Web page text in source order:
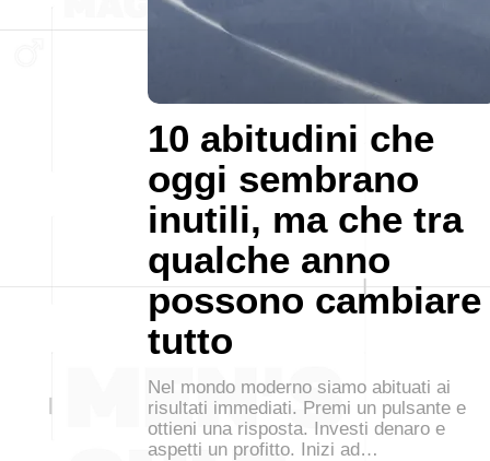
10 abitudini che
oggi sembrano
inutili, ma che tra
qualche anno
possono cambiare
tutto
Nel mondo moderno siamo abituati ai
risultati immediati. Premi un pulsante e
ottieni una risposta. Investi denaro e
aspetti un profitto. Inizi ad…